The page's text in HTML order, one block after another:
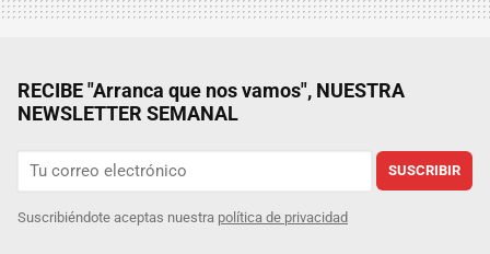
RECIBE "Arranca que nos vamos", NUESTRA
NEWSLETTER SEMANAL
SUSCRIBIR
Suscribiéndote aceptas nuestra política de privacidad